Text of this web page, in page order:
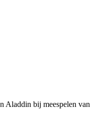
Aladdin bij meespelen van